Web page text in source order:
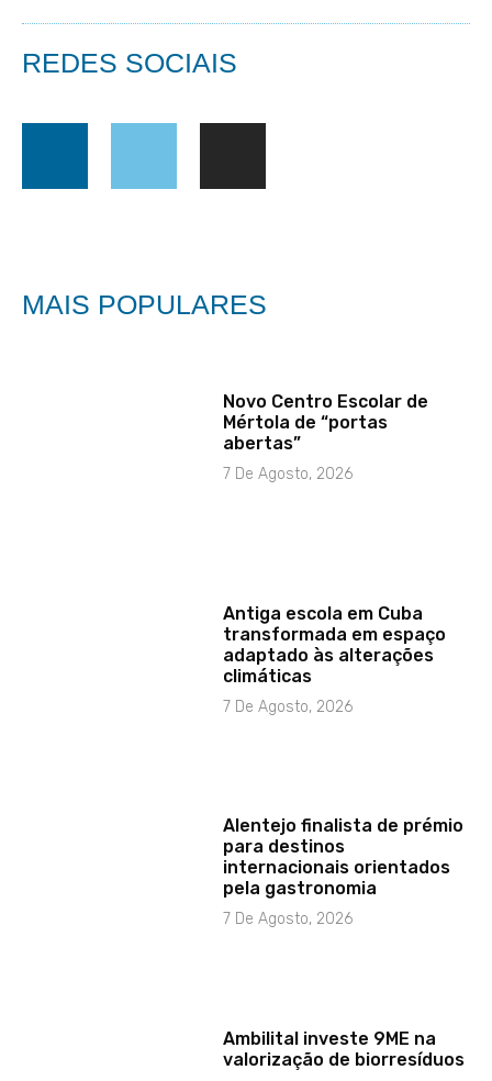
REDES SOCIAIS
MAIS POPULARES
Novo Centro Escolar de
Mértola de “portas
abertas”
7 De Agosto, 2026
Antiga escola em Cuba
transformada em espaço
adaptado às alterações
climáticas
7 De Agosto, 2026
Alentejo finalista de prémio
para destinos
internacionais orientados
pela gastronomia
7 De Agosto, 2026
Ambilital investe 9ME na
valorização de biorresíduos